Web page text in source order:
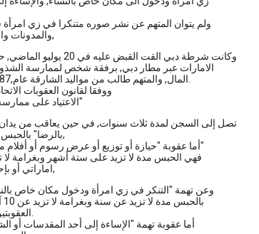
ولم يتوان المتهم عن نشر صوره متنكرا في زي امرأة
والمدونات والمنتديات الالكترونية,
وكانت شرطة دبي القت القبض عليه في 20 يوليو الماضي, حين كان يهم بمغادرة
الامارات عبر مطار دبي, برفقة شخص لممارسة
ووفقا لقانون العقوبات
"الاعتياد على ممارسة الفجور أو الدعارة"
تصل إلى السجن لمدة ثلاث سنوات, في حين يعاقب من
بالرضا" بالحبس مدة لا تقل عن سنة,
أما عقوبة "حيازة أو توزيع أو عرض رسوم أو أفلام مخالفة للآداب العامة"
فهي الحبس مدة لا تزيد على ستة أشهر وبغرامة لا تزيد عن
اماراتي أو بإحدى هاتين العقوبتين,
وعن تهمة "التنكر في زي امرأة ودخول مكان خاص
بالحبس مدة لا تزيد عن سنة وبغرامة لا تزيد عن 10 آلاف درهم أو بإحدى
أما عقوبة تهمة "الإساءة إلى أحد المقدسات أو